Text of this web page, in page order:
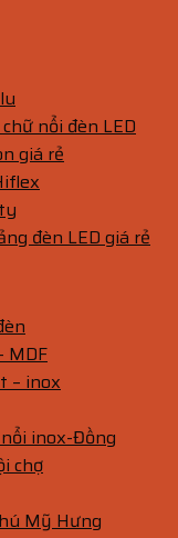
nổi đèn LED
giá rẻ
đèn LED giá rẻ
MDF
– inox
inox-Đồng
chợ
Mỹ Hưng